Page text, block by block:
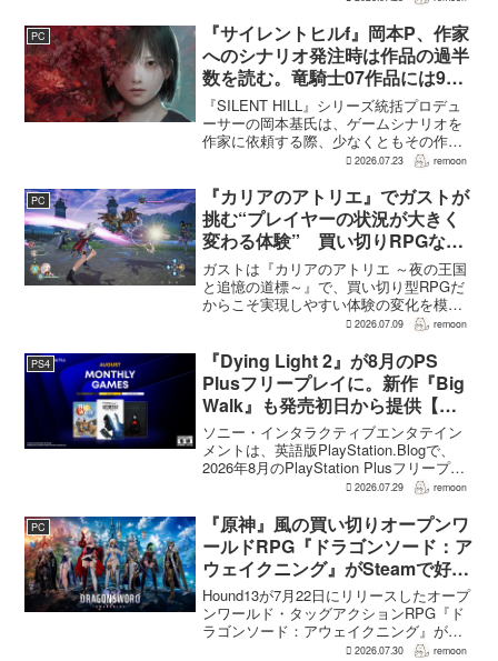
難度のNEW GAME+も用意されてい
る。...
PC
『サイレントヒルf』岡本P、作家
へのシナリオ発注時は作品の過半
数を読む。竜騎士07作品には9割
以上目を通す
『SILENT HILL』シリーズ統括プロデュ
ーサーの岡本基氏は、ゲームシナリオを
作家に依頼する際、少なくともその作家
の作品の過半数に目を通すという。作家
たうえで物語を任せるためだ。電ファミ
ニコゲーマーが...
2026.07.23 remoon
PC
『カリアのアトリエ』でガストが
挑む“プレイヤーの状況が大きく
変わる体験” 買い切りRPGなら
ではの変化とは
ガストは『カリアのアトリエ ～夜の王国
と追憶の道標～』で、買い切り型RPGだ
からこそ実現しやすい体験の変化を模索
している。大型の運営型ゲームが継続的
かで、同社はキャラクターやビジュアル
の魅力だけでなく、ゲ...
2026.07.09 remoon
PS4
『Dying Light 2』が8月のPS
Plusフリープレイに。新作『Big
Walk』も発売初日から提供【海
外発表】
ソニー・インタラクティブエンタテイン
メントは、英語版PlayStation.Blogで、
2026年8月のPlayStation Plusフリープレ
イとして『Dying Light 2 Stay Human:
2026.07.29 remoon
PC
『原神』風の買い切りオープンワ
ールドRPG『ドラゴンソード：ア
ウェイクニング』がSteamで好発
進。価格3,480円、レビュー5,000
件超で約90％好評
Hound13が7月22日にリリースしたオープ
ンワールド・タッグアクションRPG『ド
ラゴンソード：アウェイクニング』が、
Steamで好調なスタートを切った。7月30
2026.07.30 remoon